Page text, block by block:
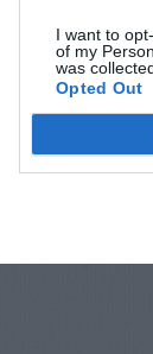
I want to
of my
was
Opted Out